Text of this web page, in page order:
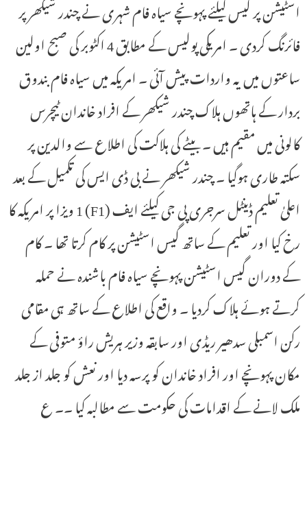
اسٹیشن پر گیس کیلئے پہونچے سیاہ فام شہری نے چندر شیکھر پر
فائرنگ کردی ۔ امریکی پولیس کے مطابق 4 اکٹوبر کی صبح اولین
ساعتوں میں یہ واردات پیش آئی ۔ امریکہ میں سیاہ فام بندوق
بردار کے ہاتھوں ہلاک چندر شیکھر کے افراد خاندان ٹیچرس
کالونی میں مقیم ہیں ۔ بیٹے کی ہلاکت کی اطلاع سے والدین پر
سکتہ طاری ہوگیا ۔ چندر شیکھر نے بی ڈی ایس کی تکمیل کے بعد
اعلیٰ تعلیم ڈینٹل سرجری پی جی کیلئے ایف (F1) 1 ویزا پر امریکہ کا
رخ کیا اور تعلیم کے ساتھ گیس اسٹیشن پر کام کرتا تھا ۔ کام
کے دوران گیس اسٹیشن پہونچے سیاہ فام باشندہ نے حملہ
کرتے ہوئے ہلاک کردیا ۔ واقع کی اطلاع کے ساتھ ہی مقامی
رکن اسمبلی سدھیر ریڈی اور سابقہ وزیر ہریش راؤ متوفی کے
مکان پہونچے اور افراد خاندان کو پرسہ دیا اور نعش کو جلد از جلد
ملک لانے کے اقدامات کی حکومت سے مطالبہ کیا ۔۔ ع